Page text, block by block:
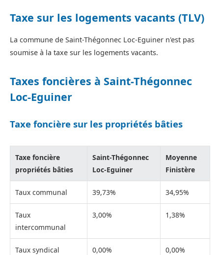
Taxe sur les logements vacants (TLV)
La commune de Saint-Thégonnec Loc-Eguiner n'est pas
soumise à la taxe sur les logements vacants.
Taxes foncières à Saint-Thégonnec
Loc-Eguiner
Taxe foncière sur les propriétés bâties
Taxe foncière
propriétés bâties
Saint-Thégonnec
Loc-Eguiner
Moyenne
Finistère
Taux communal 39,73% 34,95%
Taux
intercommunal
3,00% 1,38%
Taux syndical 0,00% 0,00%